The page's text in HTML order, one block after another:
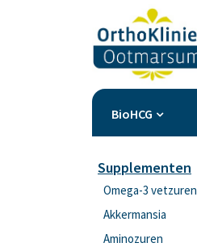
BioHCG
Supplementen
Omega-3 vetzuren
Akkermansia
Aminozuren